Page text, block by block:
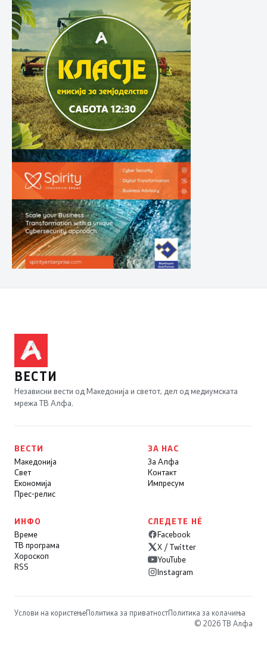
ВЕСТИ
Независни вести од Македонија и светот, дел од медиумската
мрежа ТВ Алфа.
ВЕСТИ
Македонија
Свет
Економија
Прес-релис
ЗА НАС
За Алфа
Контакт
Импресум
ИНФО
Време
ТВ програма
Хороскоп
RSS
СЛЕДЕТЕ НÉ
Facebook
X / Twitter
YouTube
Instagram
Услови на користењеПолитика за приватностПолитика за колачиња
© 2026 ТВ Алфа